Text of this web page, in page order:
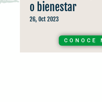
o bienestar
26, Oct 2023
CONOCE